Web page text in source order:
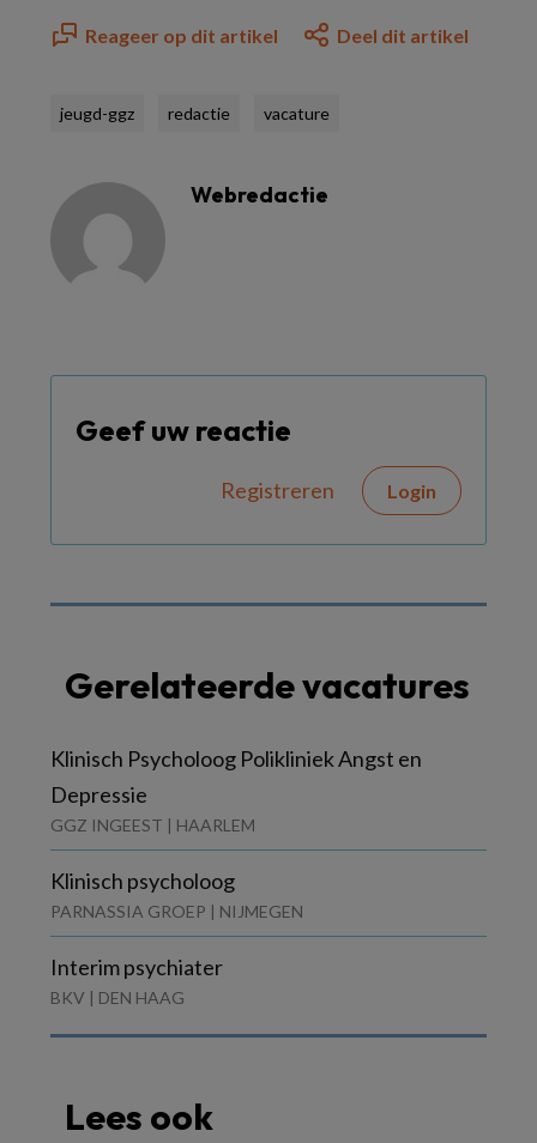
Reageer op dit artikel Deel dit artikel
jeugd-ggz redactie vacature
Webredactie
Geef uw reactie
Registreren Login
Gerelateerde vacatures
Klinisch Psycholoog Polikliniek Angst en
Depressie
GGZ INGEEST | HAARLEM
Klinisch psycholoog
PARNASSIA GROEP | NIJMEGEN
Interim psychiater
BKV | DEN HAAG
Lees ook